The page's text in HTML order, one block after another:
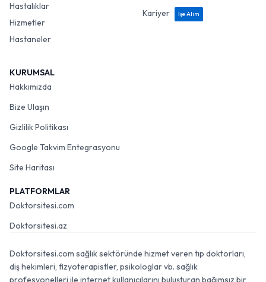
Hastalıklar
Hizmetler
Hastaneler
Kariyer
İşe Alım
KURUMSAL
Hakkımızda
Bize Ulaşın
Gizlilik Politikası
Google Takvim Entegrasyonu
Site Haritası
PLATFORMLAR
Doktorsitesi.com
Doktorsitesi.az
Doktorsitesi.com sağlık sektöründe hizmet veren tıp doktorları,
diş hekimleri, fizyoterapistler, psikologlar vb. sağlık
profesyonelleri ile internet kullanıcılarını buluşturan bağımsız bir